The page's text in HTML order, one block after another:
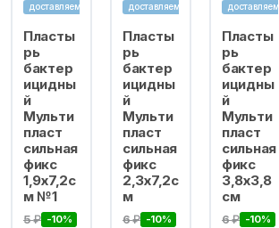
доставляем
Пласты
рь
бактер
ицидны
й
Мульти
пласт
сильная
фикс
1,9х7,2с
м №1
5₽ -10%
доставляем
Пласты
рь
бактер
ицидны
й
Мульти
пласт
сильная
фикс
2,3х7,2с
м
6₽ -10%
доставляем
Пласты
рь
бактер
ицидны
й
Мульти
пласт
сильная
фикс
3,8х3,8
см
6₽ -10%